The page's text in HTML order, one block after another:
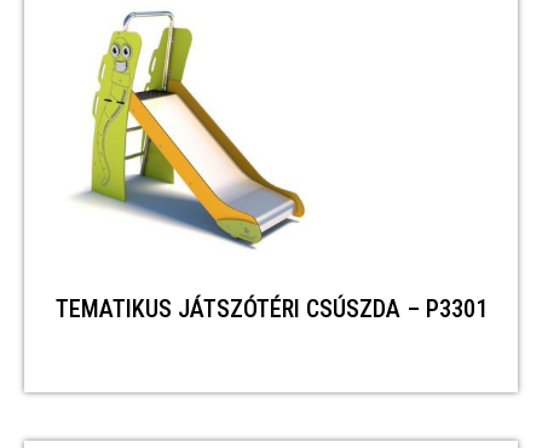
TEMATIKUS JÁTSZÓTÉRI CSÚSZDA – P3301